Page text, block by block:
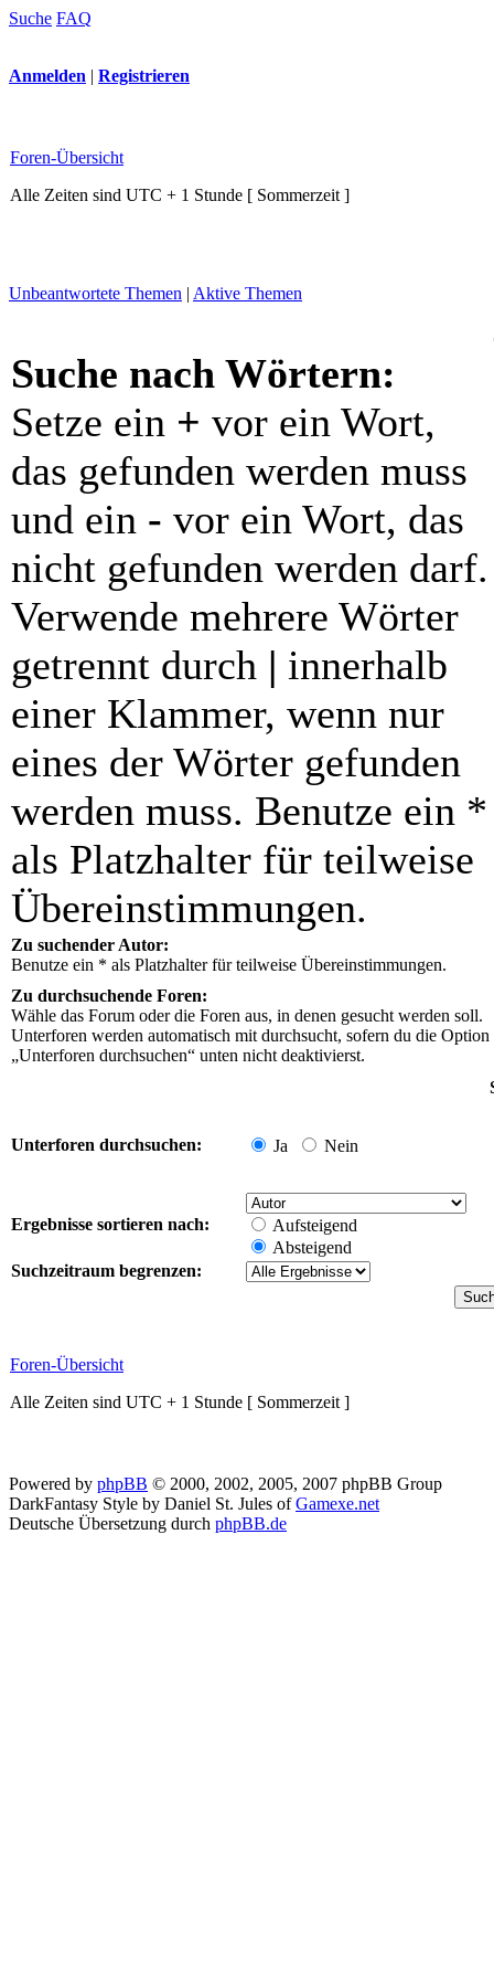
Suche FAQ
Anmelden | Registrieren
Foren-Übersicht
Alle Zeiten sind UTC + 1 Stunde [ Sommerzeit ]
Unbeantwortete Themen | Aktive Themen
Suche nach Wörtern:
Setze ein + vor ein Wort,
das gefunden werden muss
und ein - vor ein Wort, das
nicht gefunden werden darf.
Verwende mehrere Wörter
getrennt durch | innerhalb
einer Klammer, wenn nur
eines der Wörter gefunden
werden muss. Benutze ein *
als Platzhalter für teilweise
Übereinstimmungen.
Zu suchender Autor:
Benutze ein * als Platzhalter für teilweise Übereinstimmungen.
Zu durchsuchende Foren:
Wähle das Forum oder die Foren aus, in denen gesucht werden soll.
Unterforen werden automatisch mit durchsucht, sofern du die Option
„Unterforen durchsuchen“ unten nicht deaktivierst.
Unterforen durchsuchen: Ja Nein
Ergebnisse sortieren nach:
Aufsteigend
Absteigend
Suchzeitraum begrenzen:
Foren-Übersicht
Alle Zeiten sind UTC + 1 Stunde [ Sommerzeit ]
Powered by phpBB © 2000, 2002, 2005, 2007 phpBB Group
DarkFantasy Style by Daniel St. Jules ofGamexe.net
Deutsche Übersetzung durch phpBB.de